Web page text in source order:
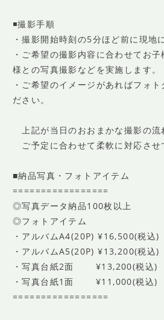
◾️撮影手順
・撮影開始時刻の5分ほど前に現地
・ご希望の撮影内容に合わせてお
様との写真撮影などを実施します。
・ご希望のイメージがあればフォ
ださい。
上記が当日のおおまかな撮影の流
ご予定に合わせて柔軟に対応させ
■納品写真・フォトアイテム
=================
◎写真データ納品100枚以上
◎フォトアイテム
・アルバムA4(20P) ¥16,500(税込)
・アルバムA5(20P) ¥13,200(税込)
・写真台紙2面 ¥13,200(税込)
・写真台紙1面 ¥11,000(税込)
=================